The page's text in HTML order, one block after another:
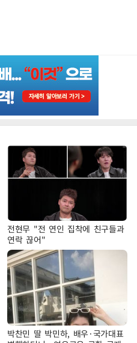
전현무 "전 연인 집착에 친구들과
연락 끊어"
박찬민 딸 박민하, 배우·국가대표